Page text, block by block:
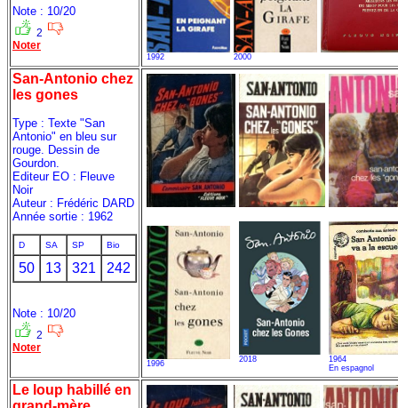
Note : 10/20
2
Noter
1992 2000
San-Antonio chez
les gones
Type : Texte "San
Antonio" en bleu sur
rouge. Dessin de
Gourdon.
Editeur EO : Fleuve
Noir
Auteur : Frédéric DARD
Année sortie : 1962
D SA SP Bio
50 13 321 242
Note : 10/20
2
Noter
1996 2018
1964
En espagnol
Le loup habillé en